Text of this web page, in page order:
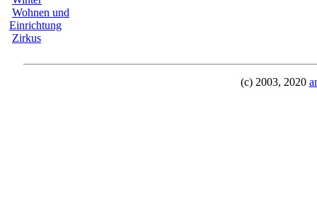
Wohnen und
Einrichtung
Zirkus
(c) 2003, 2020